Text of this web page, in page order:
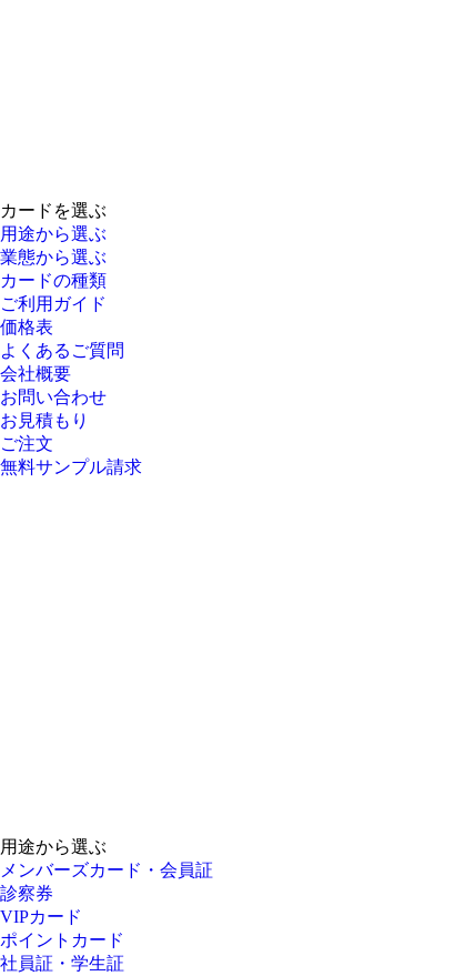
カードを選ぶ
用途から選ぶ
業態から選ぶ
カードの種類
ご利用ガイド
価格表
よくあるご質問
会社概要
お問い合わせ
お見積もり
ご注文
無料サンプル請求
用途から選ぶ
メンバーズカード・会員証
診察券
VIPカード
ポイントカード
社員証・学生証